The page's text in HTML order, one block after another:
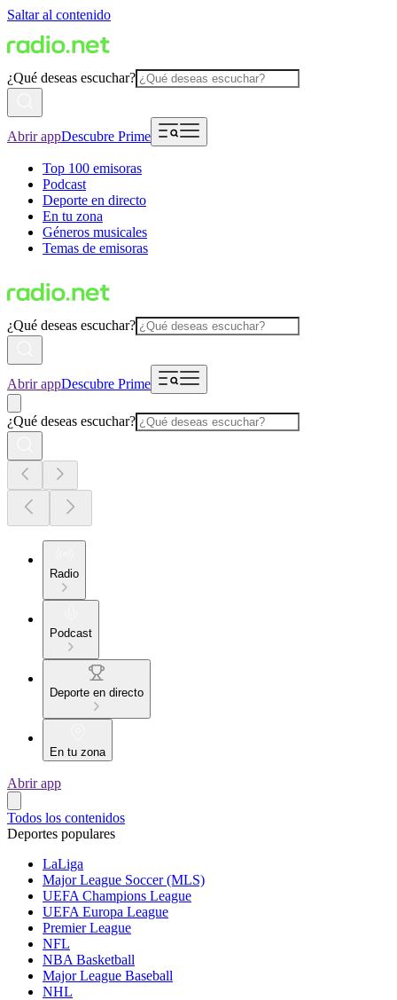
Saltar al contenido
¿Qué deseas escuchar?
Abrir appDescubre Prime
Top 100 emisoras
Podcast
Deporte en directo
En tu zona
Géneros musicales
Temas de emisoras
¿Qué deseas escuchar?
Abrir appDescubre Prime
¿Qué deseas escuchar?
Radio
Podcast
Deporte en directo
En tu zona
Abrir app
Todos los contenidos
Deportes populares
LaLiga
Major League Soccer (MLS)
UEFA Champions League
UEFA Europa League
Premier League
NFL
NBA Basketball
Major League Baseball
NHL